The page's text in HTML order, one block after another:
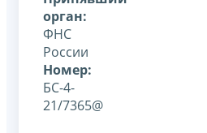
орган:
ФНС
России
Номер:
БС-4-
21/7365@